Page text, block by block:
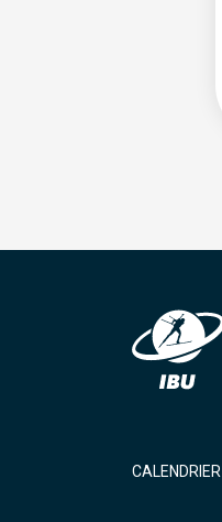
CALENDRIER